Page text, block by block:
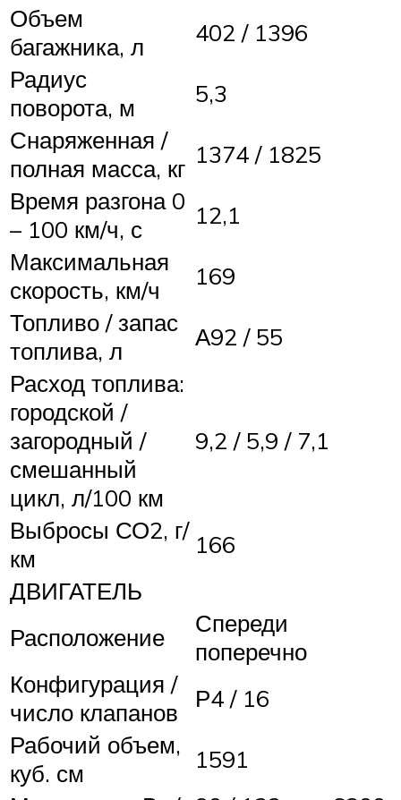
Объем
багажника, л
402 / 1396
Радиус
поворота, м
5,3
Снаряженная /
полная масса, кг 1374 / 1825
Время разгона 0
– 100 км/ч, с
12,1
Максимальная
скорость, км/ч
169
Топливо / запас
топлива, л
А92 / 55
Расход топлива:
городской /
загородный /
смешанный
цикл, л/100 км
9,2 / 5,9 / 7,1
Выбросы СО2, г/
км
166
ДВИГАТЕЛЬ
Расположение
Спереди
поперечно
Конфигурация /
число клапанов
Р4 / 16
Рабочий объем,
куб. см
1591